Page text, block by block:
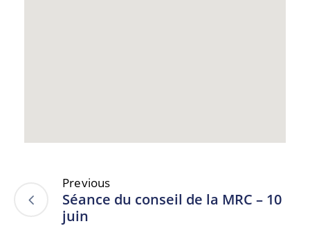
Previous
Séance du conseil de la MRC – 10
juin